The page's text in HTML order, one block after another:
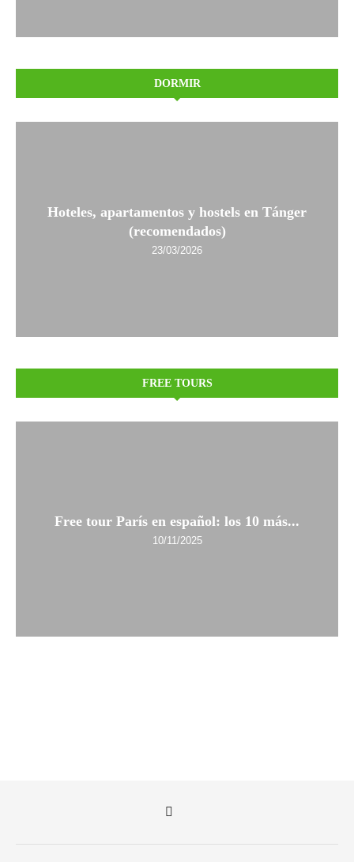
DORMIR
Hoteles, apartamentos y hostels en Tánger
(recomendados)
23/03/2026
FREE TOURS
Free tour París en español: los 10 más...
10/11/2025